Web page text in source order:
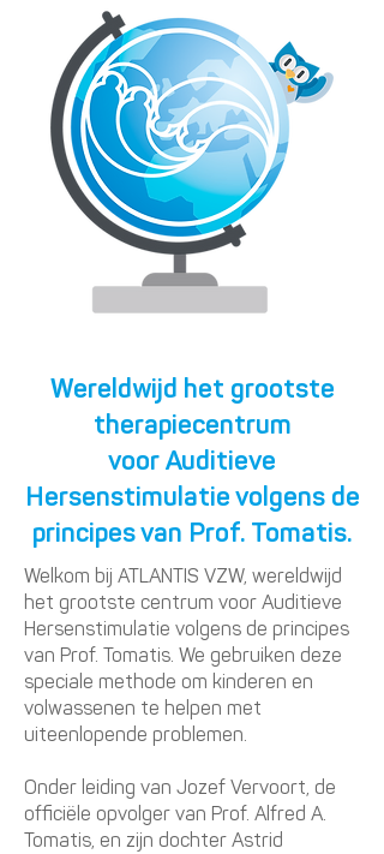
Wereldwijd het grootste
therapiecentrum
voor Auditieve
Hersenstimulatie volgens de
principes van Prof. Tomatis.
Welkom bij ATLANTIS VZW, wereldwijd
het grootste centrum voor Auditieve
Hersenstimulatie volgens de principes
van Prof. Tomatis. We gebruiken deze
speciale methode om kinderen en
volwassenen te helpen met
uiteenlopende problemen.
Onder leiding van Jozef Vervoort, de
officiële opvolger van Prof. Alfred A.
Tomatis, en zijn dochter Astrid